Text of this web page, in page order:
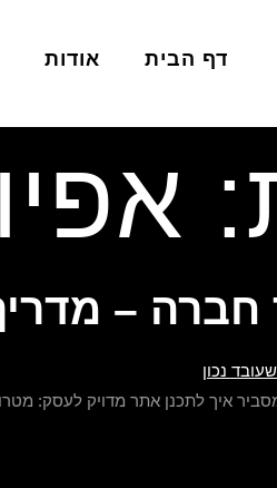
דף הבית אודות
חברה –
איך לתכנן אתר מדויק לעסק: